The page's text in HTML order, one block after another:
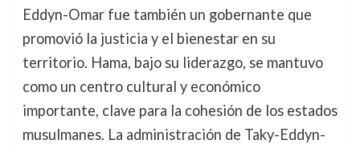
Eddyn-Omar fue también un gobernante que
promovió la justicia y el bienestar en su
territorio. Hama, bajo su liderazgo, se mantuvo
como un centro cultural y económico
importante, clave para la cohesión de los estados
musulmanes. La administración de Taky-Eddyn-